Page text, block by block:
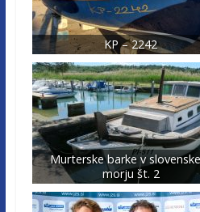
KP – 2242
Murterske barke v
morju št. 2